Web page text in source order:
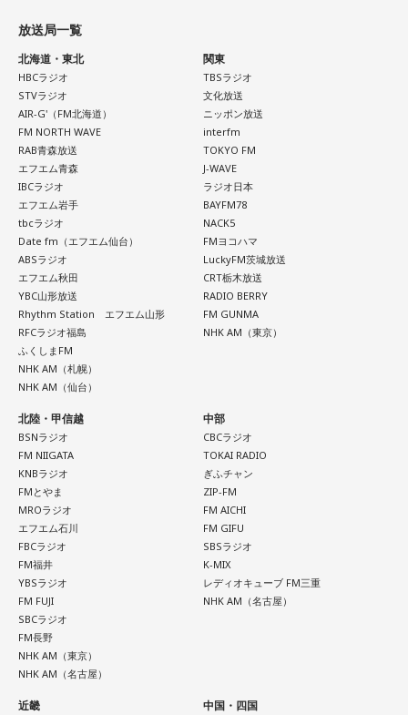
放送局一覧
北海道・東北
HBCラジオ
STVラジオ
AIR-G'（FM北海道）
FM NORTH WAVE
RAB青森放送
エフエム青森
IBCラジオ
エフエム岩手
tbcラジオ
Date fm（エフエム仙台）
ABSラジオ
エフエム秋田
YBC山形放送
Rhythm Station エフエム山形
RFCラジオ福島
ふくしまFM
NHK AM（札幌）
NHK AM（仙台）
関東
TBSラジオ
文化放送
ニッポン放送
interfm
TOKYO FM
J-WAVE
ラジオ日本
BAYFM78
NACK5
FMヨコハマ
LuckyFM茨城放送
CRT栃木放送
RADIO BERRY
FM GUNMA
NHK AM（東京）
北陸・甲信越
BSNラジオ
FM NIIGATA
KNBラジオ
FMとやま
MROラジオ
エフエム石川
FBCラジオ
FM福井
YBSラジオ
FM FUJI
SBCラジオ
FM長野
NHK AM（東京）
NHK AM（名古屋）
中部
CBCラジオ
TOKAI RADIO
ぎふチャン
ZIP-FM
FM AICHI
FM GIFU
SBSラジオ
K-MIX
レディオキューブ FM三重
NHK AM（名古屋）
近畿 中国・四国